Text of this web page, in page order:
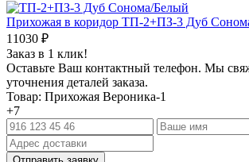
Прихожая в коридор ТП-2+ПЗ-3 Дуб
11030 ₽
Заказ в 1 клик!
Оставьте Ваш контактный телефон. Мы
уточнения деталей заказа.
Товар: Прихожая Вероника-1
+7